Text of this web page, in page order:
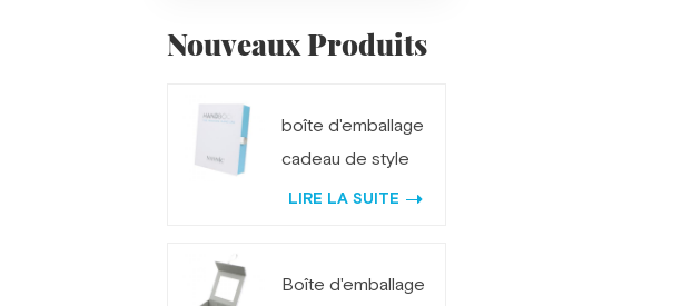
Nouveaux Produits
boîte d'emballage
cadeau de style
livre personnalisé
LIRE LA SUITE
Boîte d'emballage